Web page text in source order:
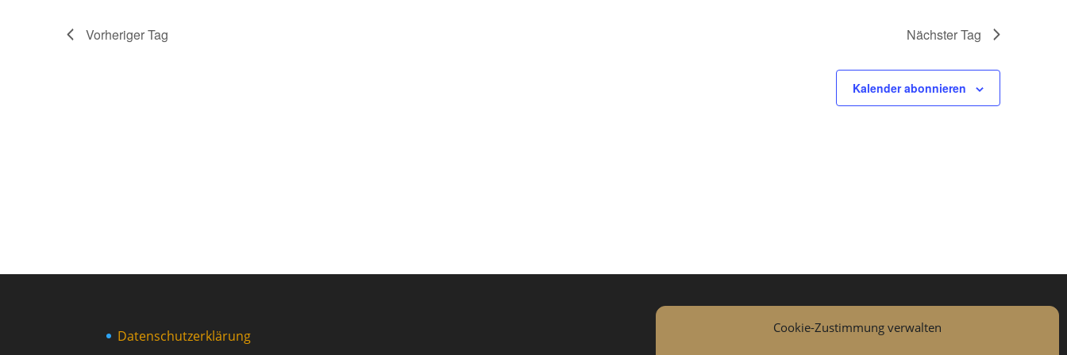
Cookie-Zustimmung verwalten
Vorheriger Tag Nächster Tag
Kalender abonnieren
Datenschutzerklärung